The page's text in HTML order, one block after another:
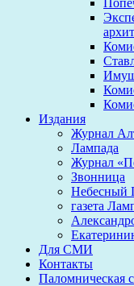
Издания
Журнал
Лампада
Журнал
Звонница
Небесный
газета
Для СМИ
Контакты
Паломническая